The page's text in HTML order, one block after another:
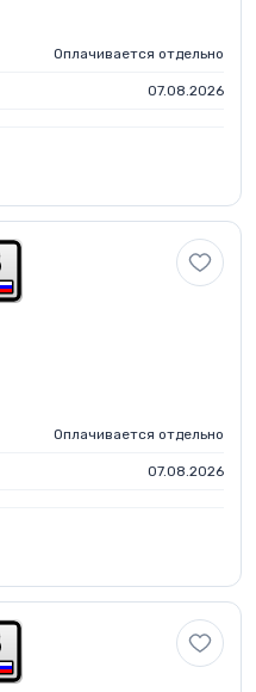
Оплачивается отдельно
07.08.2026
Оплачивается отдельно
07.08.2026